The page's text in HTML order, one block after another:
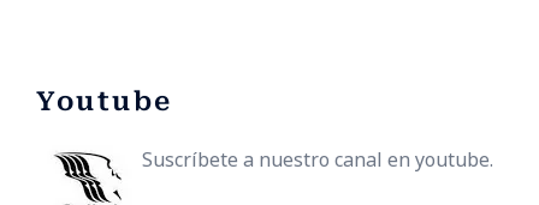
Youtube
Suscríbete a nuestro canal en youtube.